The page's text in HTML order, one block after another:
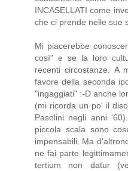
INCASELLATI come
che ci prende nelle sue
Mi piacerebbe
così" e se la loro
recenti circostanze. A
favore della seconda
"ingaggiati" :-D anche
(mi ricorda un po' il
Pasolini negli anni
piccola scala sono
impensabili. Ma
ne fai parte
tertium non datur